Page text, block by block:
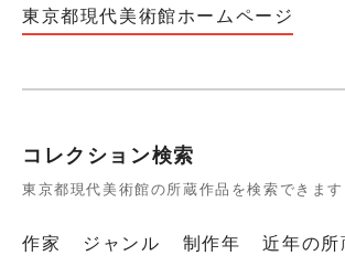
東京都現代美術館ホームページ
コレクション検索
東京都現代美術館の所蔵作品を検索できます
作家 ジャンル 制作年
近年の所